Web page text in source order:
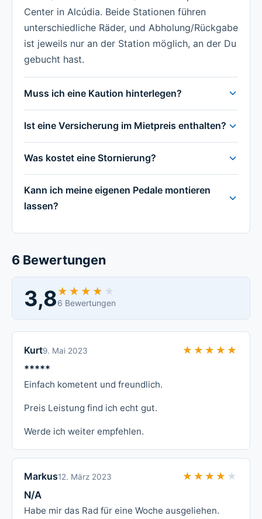
Center in Alcúdia. Beide Stationen führen
unterschiedliche Räder, und Abholung/Rückgabe
ist jeweils nur an der Station möglich, an der Du
gebucht hast.
Muss ich eine Kaution hinterlegen?
Ist eine Versicherung im Mietpreis enthalten?
Was kostet eine Stornierung?
Kann ich meine eigenen Pedale montieren
lassen?
6 Bewertungen
3,8 ★★★★★
★★★★★
6 Bewertungen
Kurt9. Mai 2023 ★★★★★
★★★★★
*****
Einfach kometent und freundlich.
Preis Leistung find ich echt gut.
Werde ich weiter empfehlen.
Markus12. März 2023 ★★★★★
★★★★★
N/A
Habe mir das Rad für eine Woche ausgeliehen.